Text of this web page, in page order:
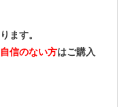
ます。
信のない方はご購入